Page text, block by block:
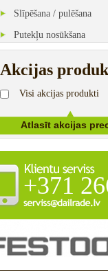
Slīpēšana / pulēšana
Putekļu nosūkšana
Akcijas
Visi akcijas produkti
+371